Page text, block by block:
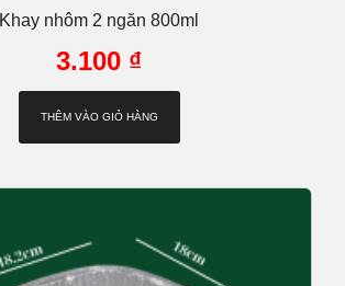
Khay nhôm 2 ngăn 800ml
3.100 ₫
THÊM VÀO GIỎ HÀNG